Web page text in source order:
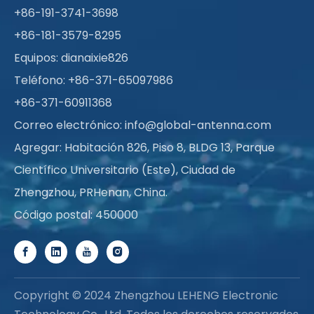
+86-191-3741-3698
+86-181-3579-8295
Equipos: dianaixie826
Teléfono: +86-371-65097986
+86-371-60911368
Correo electrónico: info@global-antenna.com
Agregar: Habitación 826, Piso 8, BLDG 13, Parque
Científico Universitario (Este), Ciudad de
Zhengzhou, PRHenan, China.
Código postal: 450000
Copyright © 2024 Zhengzhou LEHENG Electronic